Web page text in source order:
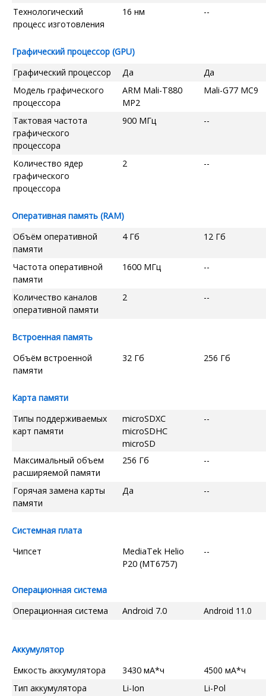
Технологический
процесс изготовления
16 нм --
Графический процессор (GPU)
Графический процессор
Да
Да
Модель графического
процессора
ARM Mali-T880
MP2
Mali-G77 MC9
Тактовая частота
графического
процессора
900 МГц --
Количество ядер
графического
процессора
2 --
Оперативная память (RAM)
Объём оперативной
памяти
4 Гб 12 Гб
Частота оперативной
памяти
1600 МГц --
Количество каналов
оперативной памяти
2 --
Встроенная память
Объём встроенной
памяти
32 Гб 256 Гб
Карта памяти
Типы поддерживаемых
карт памяти
microSDXC
microSDHC
microSD
--
Максимальный объем
расширяемой памяти
256 Гб --
Горячая замена карты
памяти
Да --
Системная плата
Чипсет
MediaTek Helio
P20 (MT6757)
--
Операционная система
Операционная система
Android 7.0 Android 11.0
Аккумулятор
Емкость аккумулятора
3430 мА*ч
4500 мА*ч
Тип аккумулятора
Li-Ion
Li-Pol